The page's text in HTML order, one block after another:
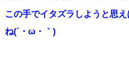
この手でイタズラしようと思
ね(´・ω・｀)